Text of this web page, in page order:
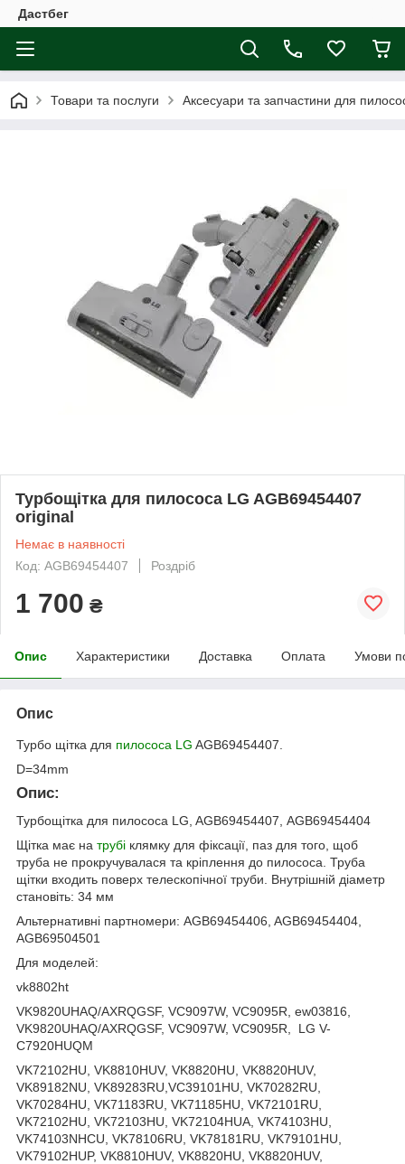
Дастбег
Товари та послуги Аксесуари та запчастини для
Турбощітка для пилососа LG AGB69454407
original
Немає в наявності
Код: AGB69454407
Роздріб
1 700 ₴
Опис Характеристики Доставка Оплата Умови
Опис
Турбо щітка для пилососа LG AGB69454407.
D=34mm
Опис:
Турбощітка для пилососа LG, AGB69454407, AGB69454404
Щітка має на трубі клямку для фіксації, паз для того, щоб
труба не прокручувалася та кріплення до пилососа. Труба
щітки входить поверх телескопічної труби. Внутрішній діаметр
становіть: 34 мм
Альтернативні партномери: AGB69454406, AGB69454404,
AGB69504501
Для моделей:
vk8802ht
VK9820UHAQ/AXRQGSF, VC9097W, VC9095R, ew03816,
VK9820UHAQ/AXRQGSF, VC9097W, VC9095R, LG V-
C7920HUQM
VK72102HU, VK8810HUV, VK8820HU, VK8820HUV,
VK89182NU, VK89283RU,VC39101HU, VK70282RU,
VK70284HU, VK71183RU, VK71185HU, VK72101RU,
VK72102HU, VK72103HU, VK72104HUA, VK74103HU,
VK74103NHCU, VK78106RU, VK78181RU, VK79101HU,
VK79102HUP, VK8810HUV, VK8820HU, VK8820HUV,